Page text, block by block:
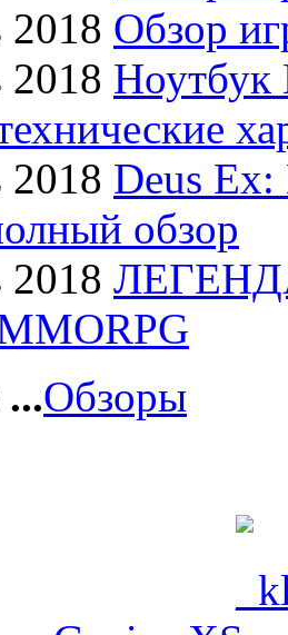
Обзор
Ноутбук
Deus
обзор
Обзоры